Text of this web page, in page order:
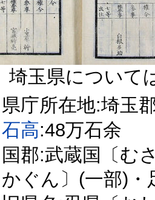
埼玉県について
県庁所在地:埼玉
石高:48万石余
国郡:武蔵国〔む
かぐん〕(一部)・